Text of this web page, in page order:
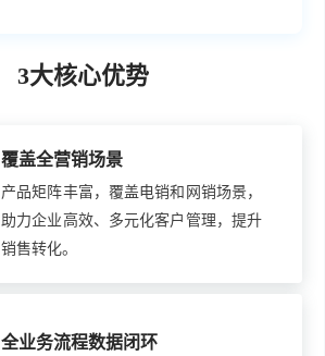
3大核心优势
覆盖全营销场景
产品矩阵丰富，覆盖电销和网销场景，
助力企业高效、多元化客户管理，提升
销售转化。
全业务流程数据闭环